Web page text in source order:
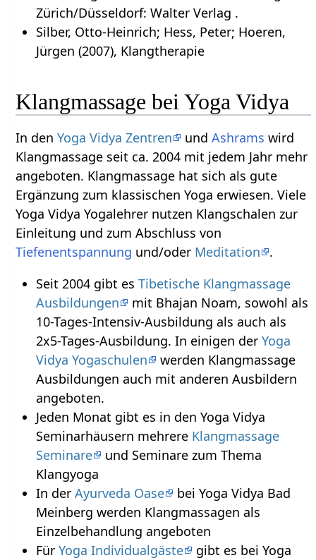
Zürich/Düsseldorf: Walter Verlag .
Silber, Otto-Heinrich; Hess, Peter; Hoeren,
Jürgen (2007), Klangtherapie
Klangmassage bei Yoga Vidya
In denYoga Vidya Zentren undAshrams wird
Klangmassage seit ca. 2004 mit jedem Jahr mehr
angeboten. Klangmassage hat sich als gute
Ergänzung zum klassischen Yoga erwiesen. Viele
Yoga Vidya Yogalehrer nutzen Klangschalen zur
Einleitung und zum Abschluss von
Tiefenentspannung und/oder Meditation
.
Seit 2004 gibt es Tibetische Klangmassage
Ausbildungen
mit Bhajan Noam, sowohl als
10-Tages-Intensiv-Ausbildung als auch als
2x5-Tages-Ausbildung. In einigen der Yoga
Vidya Yogaschulen
werden Klangmassage
Ausbildungen auch mit anderen Ausbildern
angeboten.
Jeden Monat gibt es in den Yoga Vidya
Seminarhäusern mehrere Klangmassage
Seminare
und Seminare zum Thema
Klangyoga
In der Ayurveda Oase
bei Yoga Vidya Bad
Meinberg werden Klangmassagen als
Einzelbehandlung angeboten
Für Yoga Individualgäste
gibt es bei Yoga